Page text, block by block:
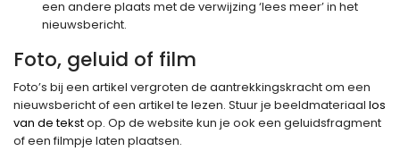
een andere plaats met de verwijzing ‘lees meer’ in het
nieuwsbericht.
Foto, geluid of film
Foto’s bij een artikel vergroten de aantrekkingskracht om een
nieuwsbericht of een artikel te lezen. Stuur je beeldmateriaal los
van de tekstop. Op de website kun je ook een geluidsfragment
of een filmpje laten plaatsen.